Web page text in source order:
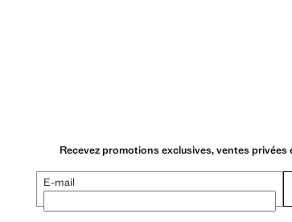
Recevez promotions exclusives, ventes privées
E-mail